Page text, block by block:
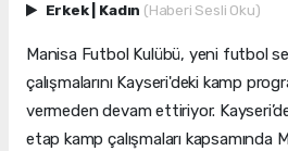
Erkek Kadın (Haberi Sesli Oku)
Manisa Futbol Kulübü, yeni futbol
çalışmalarını Kayseri'deki kamp
vermeden devam ettiriyor.
etap kamp çalışmaları kapsamında